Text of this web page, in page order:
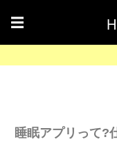
☰
睡眠アプリって?